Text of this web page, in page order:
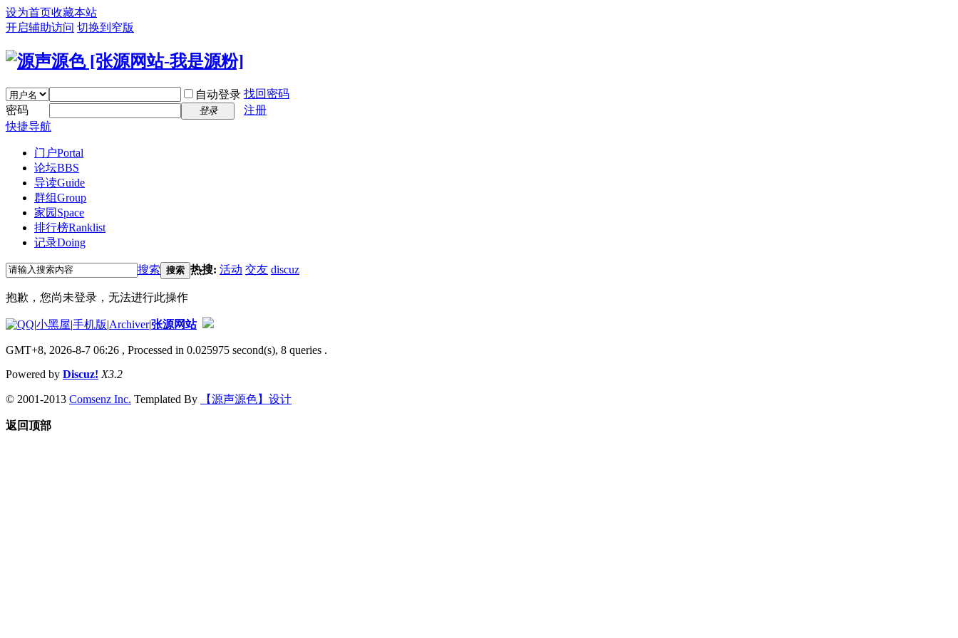
设为首页收藏本站
开启辅助访问 切换到窄版
自动登录 找回密码
密码
登录
注册
快捷导航
门户Portal
论坛BBS
导读Guide
群组Group
家园 Space
排行榜Ranklist
记录Doing
搜索 搜索 热搜: 活动 交友 discuz
抱歉，您尚未登录，无法进行此操作
|小黑屋|手机版|Archiver|张源网站
GMT+8, 2026-8-7 06:26 , Processed in 0.025975 second(s), 8 queries .
Powered by Discuz! X3.2
© 2001-2013 Comsenz Inc. Templated By 【源声源色】设计
返回顶部